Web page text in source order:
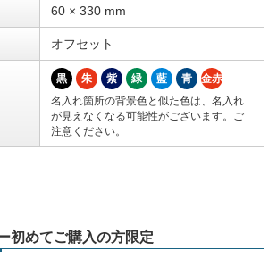
60 × 330 mm
オフセット
黒 朱 紫 緑 藍 青
金赤
名入れ箇所の背景色と似た色は、名入れ
が見えなくなる可能性がございます。ご
注意ください。
初めてご購入の方限定